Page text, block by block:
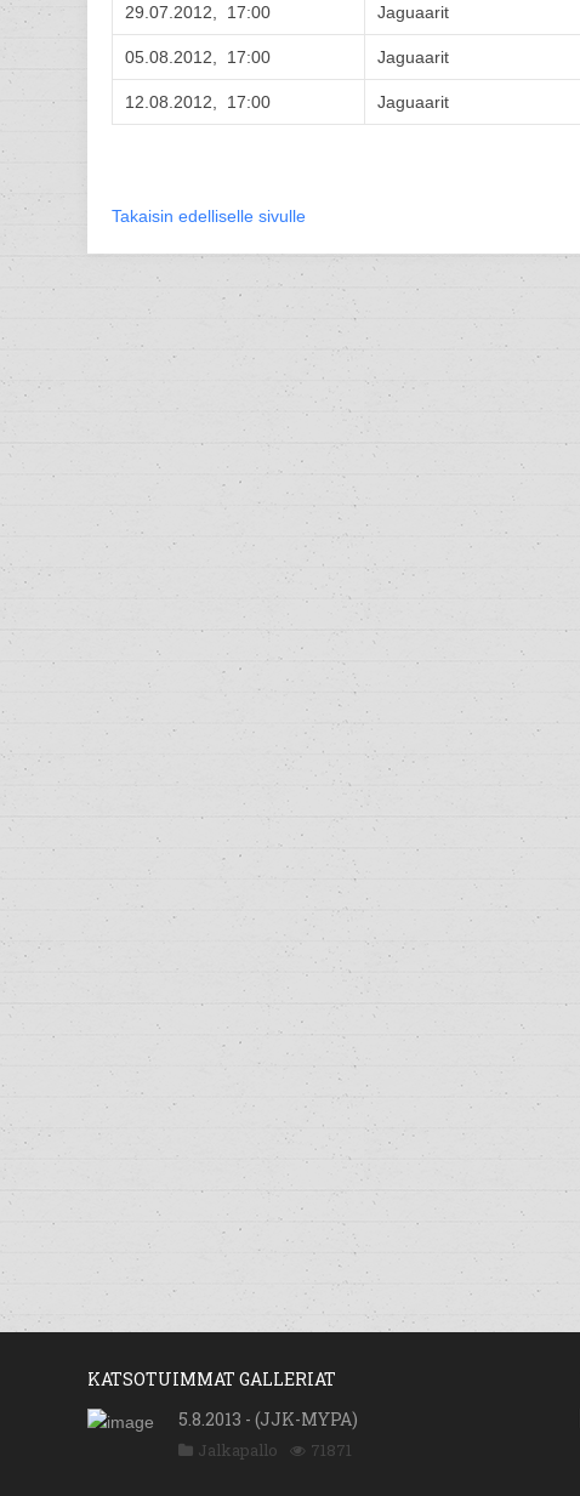
29.07.2012, 17:00 Jaguaarit
05.08.2012, 17:00 Jaguaarit
12.08.2012, 17:00 Jaguaarit
Takaisin edelliselle sivulle
KATSOTUIMMAT GALLERIAT
5.8.2013 - (JJK-MYPA)
Jalkapallo 71871